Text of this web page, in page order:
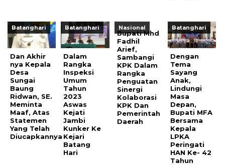
Batanghari
Dan Akhir
nya Kepala
Desa
Sungai
Baung
Ridwan, SE.
Meminta
Maaf, Atas
Statemen
Yang Telah
Diucapkannya
Batanghari
Dalam
Rangka
Inspeksi
Umum
Tahun
2023
Aswas
Kejati
Jambi
Kunker Ke
Kejari
Batang
Hari
Nasional
Bupati Mhd
Fadhil
Arief,
Sambangi
KPK Dalam
Rangka
Penguatan
Sinergi
Kolaborasi
KPK Dan
Pemerintah
Daerah
Batanghari
Dengan
Tema
Sayang
Anak,
Lindungi
Masa
Depan,
Bupati MFA
Bersama
Kepala
LPKA
Peringati
HAN Ke- 42
Tahun